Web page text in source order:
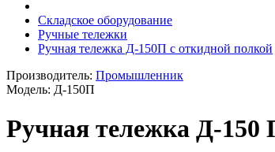
Складское оборудование
Ручные тележки
Ручная тележка Д-150П с откидной полкой
Производитель: Промышленник
Модель: Д-150П
Ручная тележка Д-150